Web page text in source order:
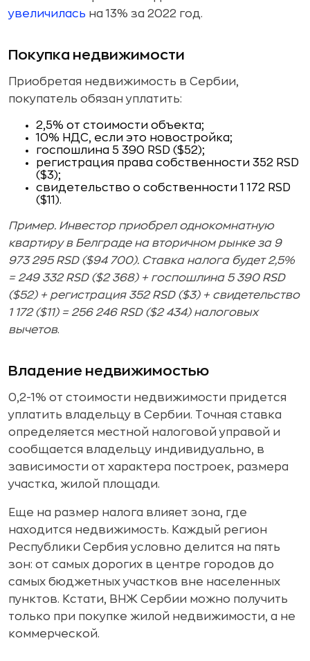
увеличилась на 13% за 2022 год.
Покупка недвижимости
Приобретая недвижимость в Сербии,
покупатель обязан уплатить:
2,5% от стоимости объекта;
10% НДС, если это новостройка;
госпошлина 5 390 RSD ($52);
регистрация права собственности 352 RSD
($3);
свидетельство о собственности 1 172 RSD
($11).
Пример. Инвестор приобрел однокомнатную
квартиру в Белграде на вторичном рынке за 9
973 295 RSD ($94 700). Ставка налога будет 2,5%
= 249 332 RSD ($2 368) + госпошлина 5 390 RSD
($52) + регистрация 352 RSD ($3) + свидетельство
1 172 ($11) = 256 246 RSD ($2 434) налоговых
вычетов.
Владение недвижимостью
0,2-1% от стоимости недвижимости придется
уплатить владельцу в Сербии. Точная ставка
определяется местной налоговой управой и
сообщается владельцу индивидуально, в
зависимости от характера построек, размера
участка, жилой площади.
Еще на размер налога влияет зона, где
находится недвижимость. Каждый регион
Республики Сербия условно делится на пять
зон: от самых дорогих в центре городов до
самых бюджетных участков вне населенных
пунктов. Кстати, ВНЖ Сербии можно получить
только при покупке жилой недвижимости, а не
коммерческой.